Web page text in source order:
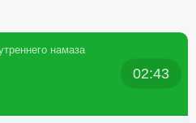
намаза
02:43